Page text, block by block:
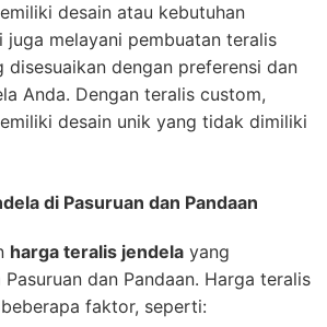
desain atau kebutuhan
juga melayani pembuatan teralis
disesuaikan dengan preferensi dan
Anda. Dengan teralis custom,
desain unik yang tidak dimiliki
di Pasuruan dan Pandaan
harga teralis jendela yang
dan Pandaan. Harga teralis
faktor, seperti: